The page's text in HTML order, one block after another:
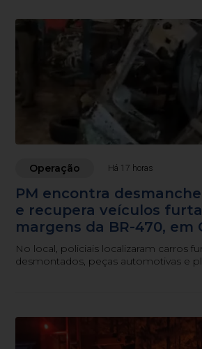
Operação Há 17 horas
PM encontra
e recupera veículos
margens da BR-470, em
No local, policiais localizaram carros
desmontados, peças automotivas e